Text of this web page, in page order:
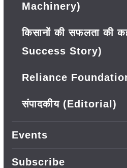
Machinery)
किसानों की सफलता की
Success Story)
Reliance
संपादकीय (Editorial)
Events
Subscribe